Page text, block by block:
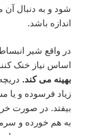
شود و به دنبال
اندازه باشد.
در واقع شیر
اساس نیاز خنک
بهینه می کند.
زیاد فرسوده و یا
بیفتد. در صورت
به هم خورده و